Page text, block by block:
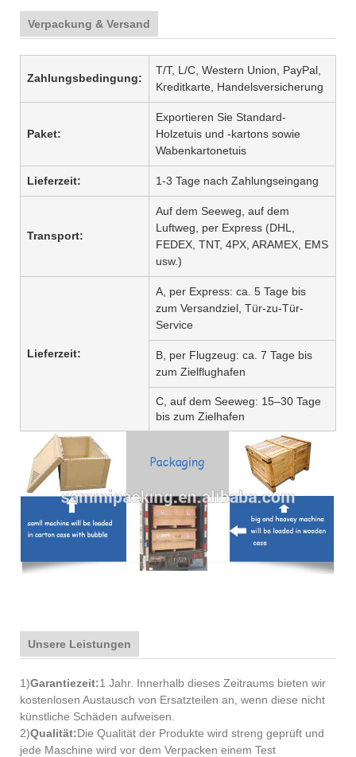
Verpackung & Versand
Zahlungsbedingung:
T/T, L/C, Western Union, PayPal,
Kreditkarte, Handelsversicherung
Paket:
Exportieren Sie Standard-
Holzetuis und -kartons sowie
Wabenkartonetuis
Lieferzeit: 1-3 Tage nach Zahlungseingang
Transport:
Auf dem Seeweg, auf dem
Luftweg, per Express (DHL,
FEDEX, TNT, 4PX, ARAMEX, EMS
usw.)
Lieferzeit:
A, per Express: ca. 5 Tage bis
zum Versandziel, Tür-zu-Tür-
Service
B, per Flugzeug: ca. 7 Tage bis
zum Zielflughafen
C, auf dem Seeweg: 15–30 Tage
bis zum Zielhafen
Unsere Leistungen
1)Garantiezeit:1 Jahr. Innerhalb dieses Zeitraums bieten wir
kostenlosen Austausch von Ersatzteilen an, wenn diese nicht
künstliche Schäden aufweisen.
2)Qualität:Die Qualität der Produkte wird streng geprüft und
jede Maschine wird vor dem Verpacken einem Test